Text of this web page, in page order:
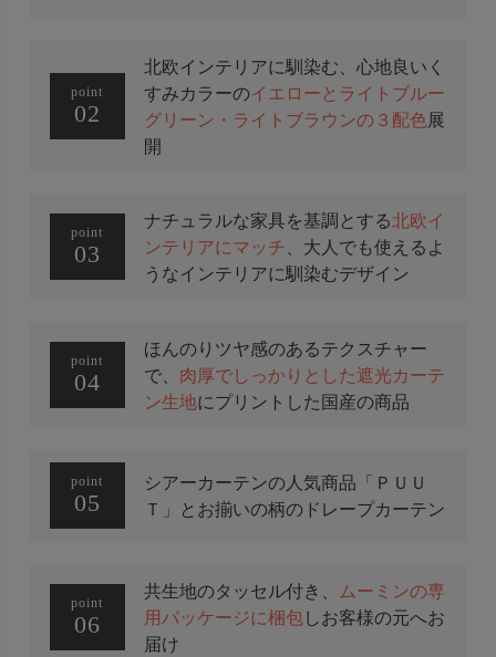
point
02
北欧インテリアに馴染む、心地良いく
すみカラーのイエローとライトブルー
グリーン・ライトブラウンの３配色展
開
point
03
ナチュラルな家具を基調とする北欧イ
ンテリアにマッチ、大人でも使えるよ
うなインテリアに馴染むデザイン
point
04
ほんのりツヤ感のあるテクスチャー
で、 肉厚でしっかりとした遮光カーテ
ン生地にプリントした国産の商品
point
05
シアーカーテンの人気商品 「ＰＵＵ
Ｔ」とお揃いの柄のドレープカーテン
point
06
共生地のタッセル付き、 ムーミンの専
用パッケージに梱包しお客様の元へお
届け